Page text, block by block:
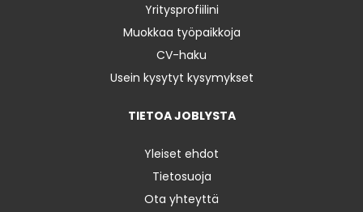
Yritysprofiilini
Muokkaa työpaikkoja
CV-haku
Usein kysytyt kysymykset
TIETOA JOBLYSTA
Yleiset ehdot
Tietosuoja
Ota yhteyttä